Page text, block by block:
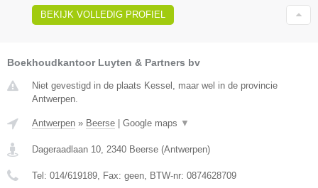
BEKIJK VOLLEDIG PROFIEL
Boekhoudkantoor Luyten & Partners bv
Niet gevestigd in de plaats Kessel, maar wel in de provincie
Antwerpen.
Antwerpen » Beerse Google maps ▼
Dageraadlaan 10, 2340 Beerse (Antwerpen)
Tel: 014/619189, Fax: geen, BTW-nr: 0874628709